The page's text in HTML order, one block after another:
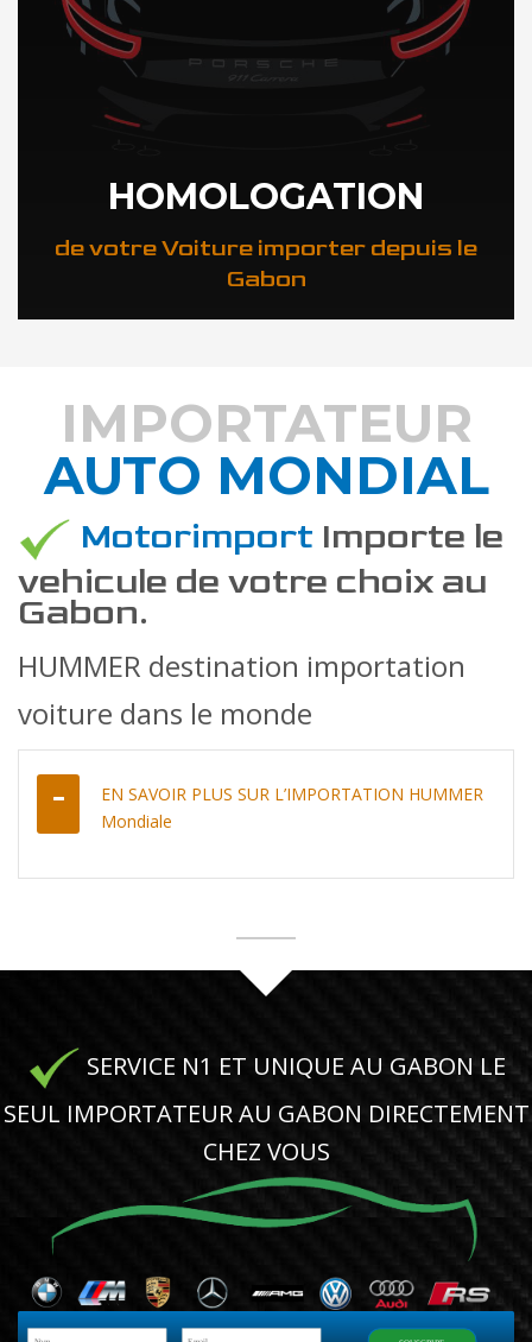
HOMOLOGATION
de votre Voiture importer depuis le
Gabon
DÉCOUVREZ COMMENT
IMPORTATEUR
AUTO MONDIAL
Motorimport Importe le
vehicule de votre choix au
Gabon.
HUMMER destination importation
voiture dans le monde
EN SAVOIR PLUS SUR L’IMPORTATION HUMMER
Mondiale
SERVICE N1 ET UNIQUE AU GABON LE
SEUL IMPORTATEUR AU GABON DIRECTEMENT
CHEZ VOUS